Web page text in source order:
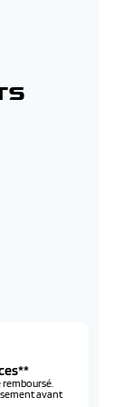
remboursé.
avant